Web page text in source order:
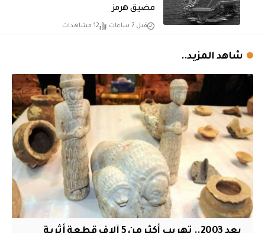
مضيق هرمز
قبل 7 ساعات 12 مشاهدات
شاهد المزيد..